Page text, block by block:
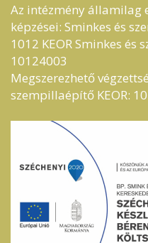
Az intézmény államilag
képzései: Sminkes és
1012 KEOR Sminkes és
10124003
Megszerezhető
szempillaépítő KEOR: